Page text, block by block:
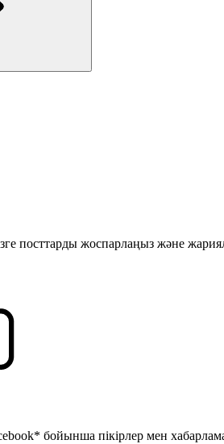
посттарды жоспарлаңыз және
бойынша пікірлер мен